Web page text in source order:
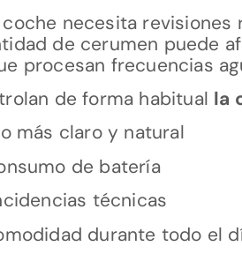
necesita
de cerumen puede
procesan frecuencias
de forma habitual la
más claro y natural
de batería
técnicas
durante todo el